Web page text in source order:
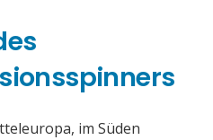
im Süden